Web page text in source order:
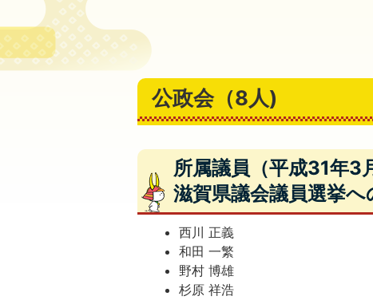
公政会（8人)
所属議員（平成31年
滋賀県議会議員選挙
西川 正義
和田 一繁
野村 博雄
杉原 祥浩